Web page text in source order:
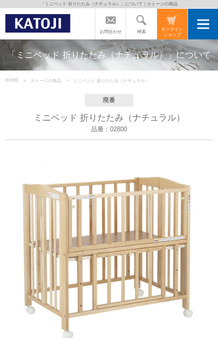
トップページ
カトージの商品
カトージについて
よくあるご質問
お問い合わせ
チャイルドシートユーザー登録
お問合わせ 検索
オンライン
ショップ
「ミニベッド 折りたたみ（ナチュラル）」について｜カトージの商品
「ミニベッド 折りたたみ（ナチュラル）」について
HOME カトージの商品 ミニベッド 折りたたみ（ナチュラル）
廃番
ミニベッド 折りたたみ（ナチュラル）
品番：02800